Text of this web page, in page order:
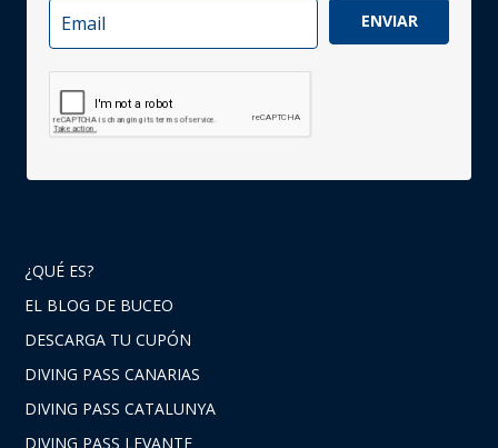
ENVIAR
¿QUÉ ES?
EL BLOG DE BUCEO
DESCARGA TU CUPÓN
DIVING PASS CANARIAS
DIVING PASS CATALUNYA
DIVING PASS LEVANTE